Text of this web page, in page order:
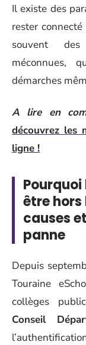
Il existe des
rester
souvent
méconnues,
démarches
A lire en
découvrez les
ligne !
Pourquoi
être hors
causes
panne
Depuis
Touraine
collèges
Conseil